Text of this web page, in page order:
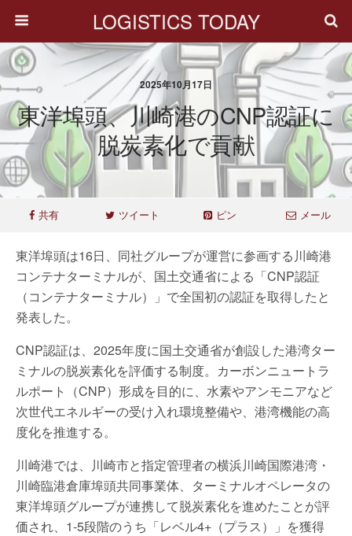
LOGISTICS TODAY
2025年10月17日
東洋埠頭、川崎港のCNP認証に
脱炭素化で貢献
共有 ツイート ピン メール
東洋埠頭は16日、同社グループが運営に参画する川崎港
コンテナターミナルが、国土交通省による「CNP認証
（コンテナターミナル）」で全国初の認証を取得したと
発表した。
CNP認証は、2025年度に国土交通省が創設した港湾ター
ミナルの脱炭素化を評価する制度。カーボンニュートラ
ルポート（CNP）形成を目的に、水素やアンモニアなど
次世代エネルギーの受け入れ環境整備や、港湾機能の高
度化を推進する。
川崎港では、川崎市と指定管理者の横浜川崎国際港湾・
川崎臨港倉庫埠頭共同事業体、ターミナルオペレータの
東洋埠頭グループが連携して脱炭素化を進めたことが評
価され、1-5段階のうち「レベル4+（プラス）」を獲得